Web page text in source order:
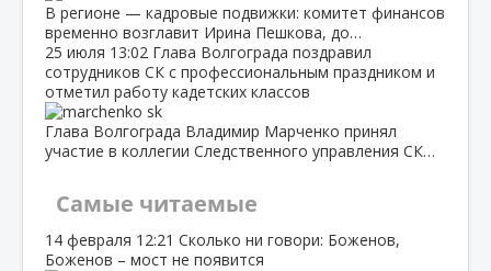
В регионе — кадровые подвижки: комитет финансов
временно возглавит Ирина Пешкова, до…
25 июля 13:02 Глава Волгограда поздравил
сотрудников СК с профессиональным праздником и
отметил работу кадетских классов
Глава Волгограда Владимир Марченко принял
участие в коллегии Следственного управления СК…
Самые читаемые
14 февраля 12:21 Сколько ни говори: Боженов,
Боженов – мост не появится